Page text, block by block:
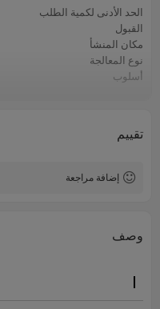
الحد الأدنى لكمية الطلب
القبول
مكان المنشأ
نوع المعالجة
أسلوب
تقييم
إضافة مراجعة
وصف